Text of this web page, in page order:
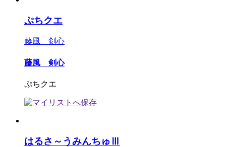
ぷちクエ
藤風 剣心
藤風 剣心
ぷちクエ
はるさ～うみんちゅⅢ